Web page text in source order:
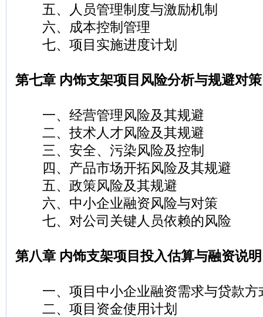
五、人员管理制度与激励机制
六、成本控制管理
七、项目实施进度计划
第七章 内饰支架项目风险分析与规避对策
一、经营管理风险及其规避
二、技术人才风险及其规避
三、安全、污染风险及控制
四、产品市场开拓风险及其规避
五、政策风险及其规避
六、中小企业融资风险与对策
七、对公司关键人员依赖的风险
第八章 内饰支架项目投入估算与融资说明
一、项目中小企业融资需求与贷款方
二、项目资金使用计划